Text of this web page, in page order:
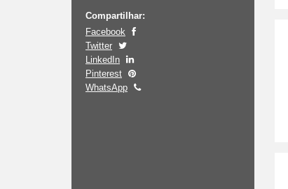
Compartilhar:
Facebook
Twitter
LinkedIn
Pinterest
WhatsApp